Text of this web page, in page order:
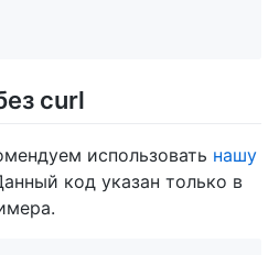
curl
использовать нашу
код указан только в